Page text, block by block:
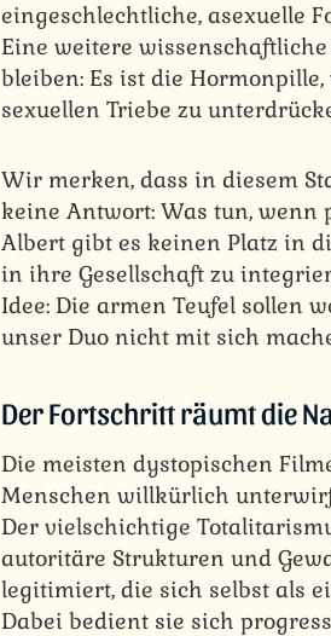
eingeschlechtliche, asexuelle
Eine weitere
bleiben: Es ist die
sexuellen Triebe zu
Wir merken, dass in diesem
keine Antwort: Was tun,
Albert gibt es keinen Platz in
in ihre Gesellschaft zu
Idee: Die armen Teufel sollen
unser Duo nicht mit sich
Der Fortschritt räumt die
Die meisten dystopischen
Menschen willkürlich
Der vielschichtige
autoritäre Strukturen und
legitimiert, die sich selbst als
Dabei bedient sie sich